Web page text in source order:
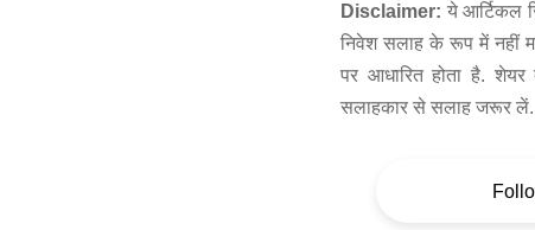
Disclaimer: ये आर्टिकल
निवेश सलाह के रूप में नहीं
पर आधारित होता है.
सलाहकार से सलाह जरूर लें.